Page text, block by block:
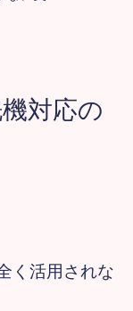
対応の
く活用されな